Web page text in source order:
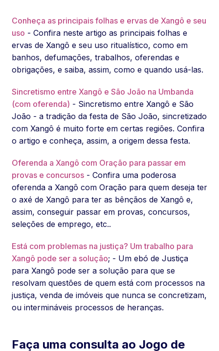
Conheça as principais folhas e ervas de Xangô e seu
uso - Confira neste artigo as principais folhas e
ervas de Xangô e seu uso ritualístico, como em
banhos, defumações, trabalhos, oferendas e
obrigações, e saiba, assim, como e quando usá-las.
Sincretismo entre Xangô e São João na Umbanda
(com oferenda) - Sincretismo entre Xangô e São
João - a tradição da festa de São João, sincretizado
com Xangô é muito forte em certas regiões. Confira
o artigo e conheça, assim, a origem dessa festa.
Oferenda a Xangô com Oração para passar em
provas e concursos - Confira uma poderosa
oferenda a Xangô com Oração para quem deseja ter
o axé de Xangô para ter as bênçãos de Xangô e,
assim, conseguir passar em provas, concursos,
seleções de emprego, etc..
Está com problemas na justiça? Um trabalho para
Xangô pode ser a solução; - Um ebó de Justiça
para Xangô pode ser a solução para que se
resolvam questões de quem está com processos na
justiça, venda de imóveis que nunca se concretizam,
ou intermináveis processos de heranças.
Faça uma consulta ao Jogo de